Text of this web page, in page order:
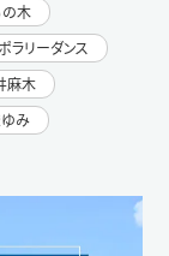
の木
ラリーダンス
麻木
み